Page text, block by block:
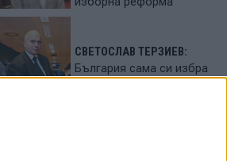
СВЕТОСЛАВ ТЕРЗИЕВ:
България сама си избра
вредител